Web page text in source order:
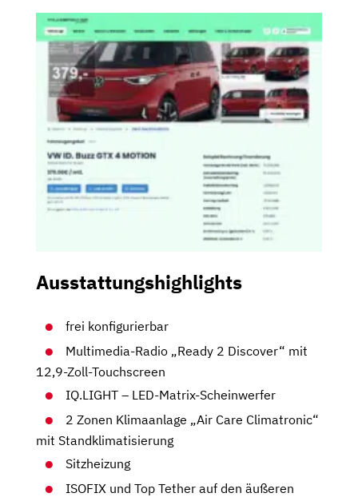
Ausstattungshighlights
frei konfigurierbar
Multimedia-Radio „Ready 2 Discover“ mit
12,9-Zoll-Touchscreen
IQ.LIGHT – LED-Matrix-Scheinwerfer
2 Zonen Klimaanlage „Air Care Climatronic“
mit Standklimatisierung
Sitzheizung
ISOFIX und Top Tether auf den äußeren